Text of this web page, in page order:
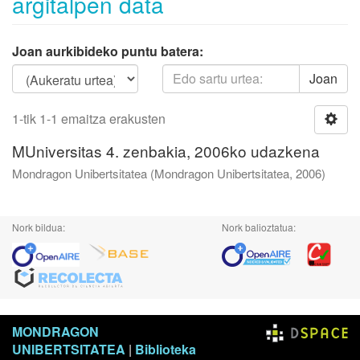
Joan aurkibideko puntu batera:
Joan
1-tik 1-1 emaitza erakusten
MUniversitas 4. zenbakia, 2006ko udazkena
Mondragon Unibertsitatea (Mondragon Unibertsitatea, 2006)
Nork bildua: Nork balioztatua:
MONDRAGON
UNIBERTSITATEA | Biblioteka